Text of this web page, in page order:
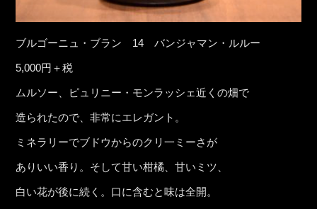
ブルゴーニュ・ブラン 14 バンジャマン・ルルー
5,000円＋税
ムルソー、ピュリニー・モンラッシェ近くの畑で
造られたので、非常にエレガント。
ミネラリーでブドウからのクリ一ミーさが
ありいい香り。そして甘い柑橘、甘いミツ、
白い花が後に続く。口に含むと味は全開。